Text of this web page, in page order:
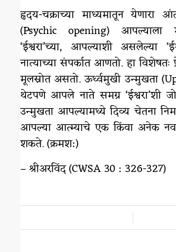
हृदय-चक्राच्या माध्यमातून येणारा
(Psychic opening) आपल्याला
‘ईश्वरा’च्या, आपल्याशी असलेल्या
नात्याच्या संपर्कात आणतो. हा
मूलस्रोत असतो. ऊर्ध्वमुखी उन्मुखता
थेटपणे आपले नाते समग्र ‘ईश्वरा’शी
उन्मुखता आपल्यामध्ये दिव्य चेतना
आपल्या आत्म्याचे एक किंवा अनेक
शकते. (क्रमश:)
– श्रीअरविंद (CWSA 30 : 326-327)